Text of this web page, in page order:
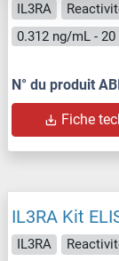
IL3RA
0.312 ng/mL -
N° du produit
Fiche
IL3RA Kit
IL3RA